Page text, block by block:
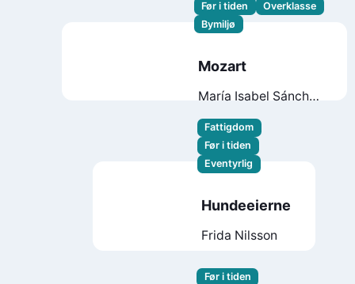
Før i tiden
Overklasse
Bymiljø
Mozart
María Isabel Sánchez
Fattigdom
Før i tiden
Eventyrlig
Hundeeierne
Frida Nilsson
Før i tiden